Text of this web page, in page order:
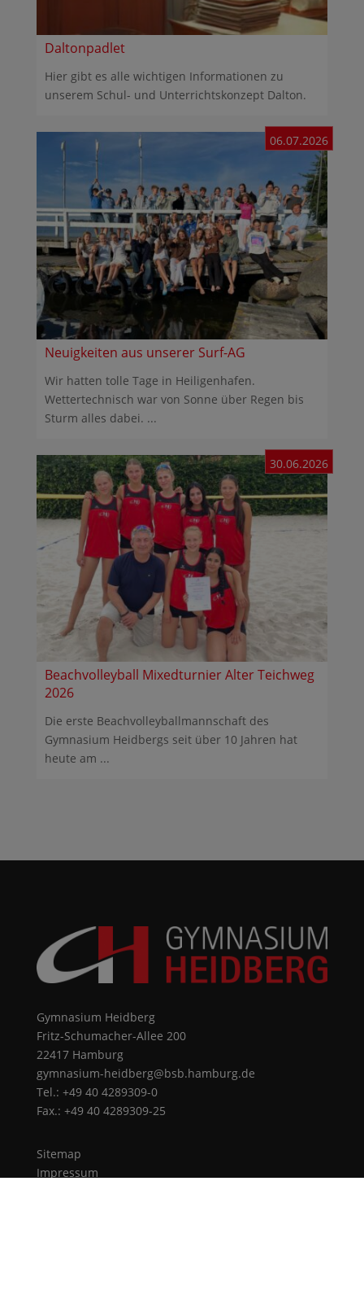
Daltonpadlet
Hier gibt es alle wichtigen Informationen zu
unserem Schul- und Unterrichtskonzept Dalton.
Neuigkeiten aus unserer Surf-AG
06.07.2026
Wir hatten tolle Tage in Heiligenhafen.
Wettertechnisch war von Sonne über Regen bis
Sturm alles dabei. ...
Beachvolleyball Mixedturnier Alter Teichweg
2026
30.06.2026
Die erste Beachvolleyballmannschaft des
Gymnasium Heidbergs seit über 10 Jahren hat
heute am ...
Gymnasium Heidberg
Fritz-Schumacher-Allee 200
22417 Hamburg
gymnasium-heidberg@bsb.hamburg.de
Tel.: +49 40 4289309-0
Fax.: +49 40 4289309-25
Sitemap
Impressum